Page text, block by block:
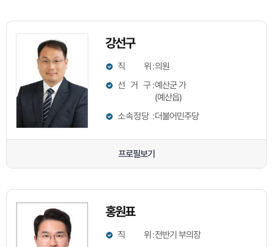
강선구
직 위
:의원
선 거 구:예산군 가
(예산읍)
소속정당 :더불어민주당
프로필보기
홍원표
직 위
:전반기 부의장